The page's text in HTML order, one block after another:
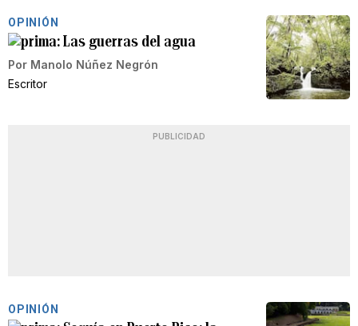
OPINIÓN
Las guerras del agua
Por Manolo Núñez Negrón
Escritor
PUBLICIDAD
OPINIÓN